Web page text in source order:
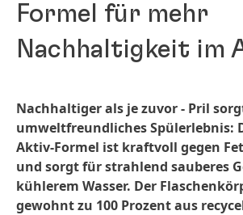
Formel für mehr
Nachhaltigkeit im
Nachhaltiger als je zuvor - Pril
umweltfreundliches Spülerlebnis:
Aktiv-Formel ist kraftvoll gegen
und sorgt für strahlend sauberes
kühlerem Wasser. Der
gewohnt zu 100 Prozent aus